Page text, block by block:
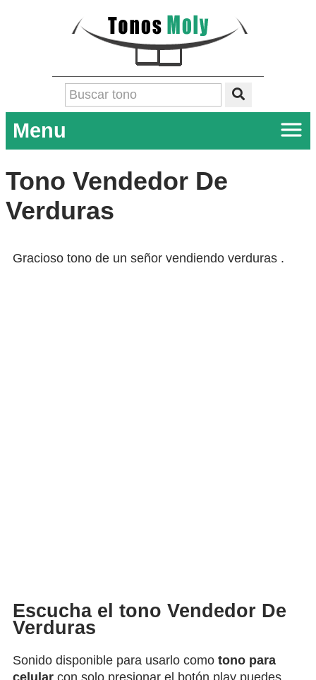
Menu
Tono Vendedor De
Verduras
Gracioso tono de un señor vendiendo verduras .
Escucha el tono Vendedor De
Verduras
Sonido disponible para usarlo como tono para